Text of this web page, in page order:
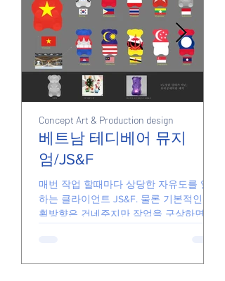
베트남 테디베어 뮤지
엄/JS&F
매번 작업 할때마다 상당한 자유도를 일임
하는 클라이언트 JS&F. 물론 기본적인 기
획방향은 건네주지만 작업을 구상하면서
Concept Art & Production design